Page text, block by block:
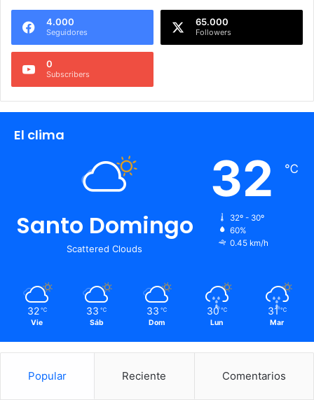
4.000
Seguidores
65.000
Followers
0
Subscribers
El clima
Santo Domingo
Scattered Clouds
32 ℃
32º - 30º
60%
0.45 km/h
32 ℃
Vie
33 ℃
Sáb
33 ℃
Dom
30 ℃
Lun
31 ℃
Mar
Popular Reciente Comentarios